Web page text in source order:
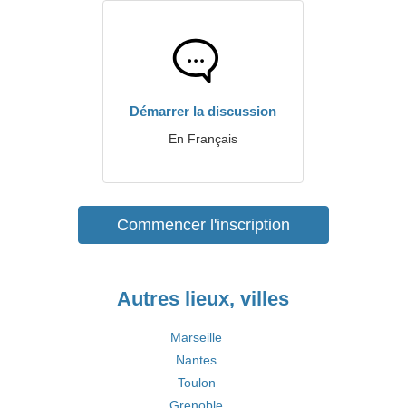
Démarrer la discussion
En Français
Commencer l'inscription
Autres lieux, villes
Marseille
Nantes
Toulon